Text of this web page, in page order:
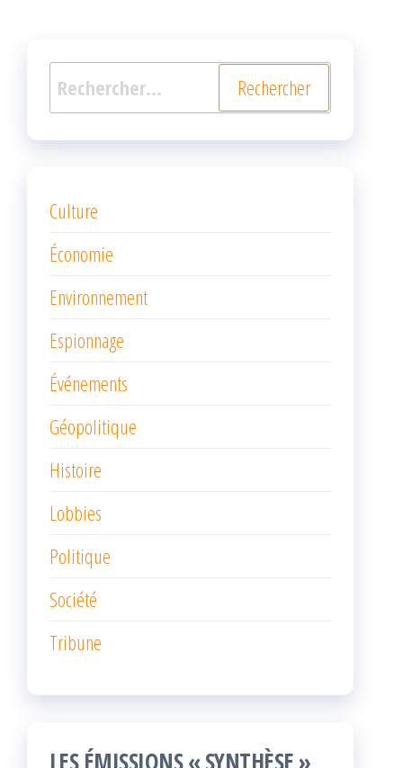
Rechercher :
Culture
Économie
Environnement
Espionnage
Événements
Géopolitique
Histoire
Lobbies
Politique
Société
Tribune
LES ÉMISSIONS « SYNTHÈSE »